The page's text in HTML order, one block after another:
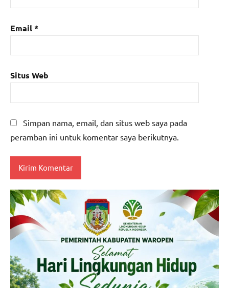
Email*
Situs Web
Simpan nama, email, dan situs web saya pada
peramban ini untuk komentar saya berikutnya.